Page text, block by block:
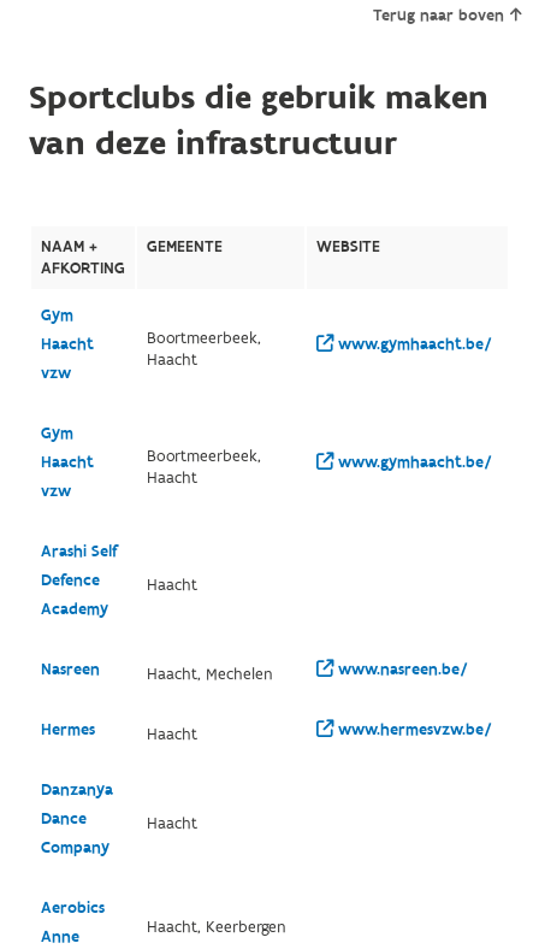
Terug naar boven
Sportclubs die gebruik maken
van deze infrastructuur
NAAM +
AFKORTING
GEMEENTE WEBSITE
Gym
Haacht
vzw
Boortmeerbeek,
Haacht
www.gymhaacht.be/
Gym
Haacht
vzw
Boortmeerbeek,
Haacht
www.gymhaacht.be/
Arashi Self
Defence
Academy
Haacht
Nasreen Haacht, Mechelen www.nasreen.be/
Hermes Haacht www.hermesvzw.be/
Danzanya
Dance
Company
Haacht
Aerobics
Anne
Haacht, Keerbergen